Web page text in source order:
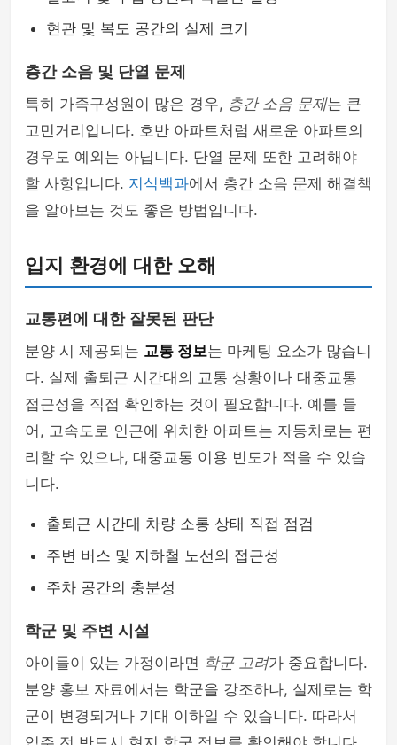
현관 및 복도 공간의 실제 크기
층간 소음 및 단열 문제
특히 가족구성원이 많은 경우, 층간 소음 문제는 큰
고민거리입니다. 호반 아파트처럼 새로운 아파트의
경우도 예외는 아닙니다. 단열 문제 또한 고려해야
할 사항입니다. 지식백과에서 층간 소음 문제 해결책
을 알아보는 것도 좋은 방법입니다.
입지 환경에 대한 오해
교통편에 대한 잘못된 판단
분양 시 제공되는 교통 정보는 마케팅 요소가 많습니
다. 실제 출퇴근 시간대의 교통 상황이나 대중교통
접근성을 직접 확인하는 것이 필요합니다. 예를 들
어, 고속도로 인근에 위치한 아파트는 자동차로는 편
리할 수 있으나, 대중교통 이용 빈도가 적을 수 있습
니다.
출퇴근 시간대 차량 소통 상태 직접 점검
주변 버스 및 지하철 노선의 접근성
주차 공간의 충분성
학군 및 주변 시설
아이들이 있는 가정이라면 학군 고려가 중요합니다.
분양 홍보 자료에서는 학군을 강조하나, 실제로는 학
군이 변경되거나 기대 이하일 수 있습니다. 따라서